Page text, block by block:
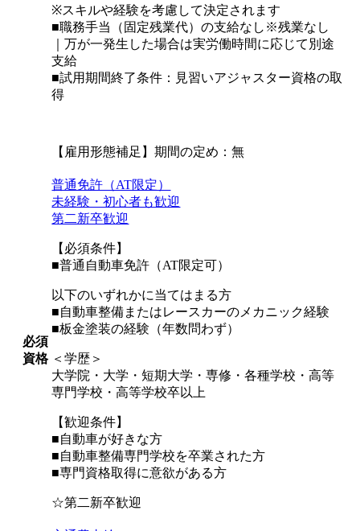
※スキルや経験を考慮して決定されます
■職務手当（固定残業代）の支給なし※残業なし
｜万が一発生した場合は実労働時間に応じて別途
支給
■試用期間終了条件：見習いアジャスター資格の取
得
【雇用形態補足】期間の定め：無
必須
資格
普通免許（AT限定）
未経験・初心者も歓迎
第二新卒歓迎
【必須条件】
■普通自動車免許（AT限定可）
以下のいずれかに当てはまる方
■自動車整備またはレースカーのメカニック経験
■板金塗装の経験（年数問わず）
＜学歴＞
大学院・大学・短期大学・専修・各種学校・高等
専門学校・高等学校卒以上
【歓迎条件】
■自動車が好きな方
■自動車整備専門学校を卒業された方
■専門資格取得に意欲がある方
☆第二新卒歓迎